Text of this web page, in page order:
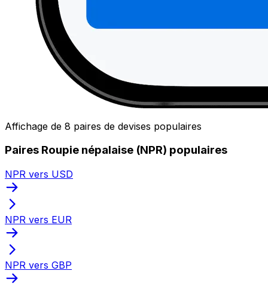
Affichage de 8 paires de devises populaires
Paires Roupie népalaise (NPR) populaires
NPR vers USD
NPR vers EUR
NPR vers GBP